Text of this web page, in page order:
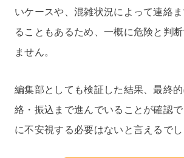
いケースや、混雑状況によって連絡
ることもあるため、一概に危険と判
ません。
編集部としても検証した結果、最終
絡・振込まで進んでいることが確認
に不安視する必要はないと言えるでし